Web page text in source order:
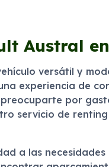
Austral
versátil y
experiencia de
por
servicio de
a las